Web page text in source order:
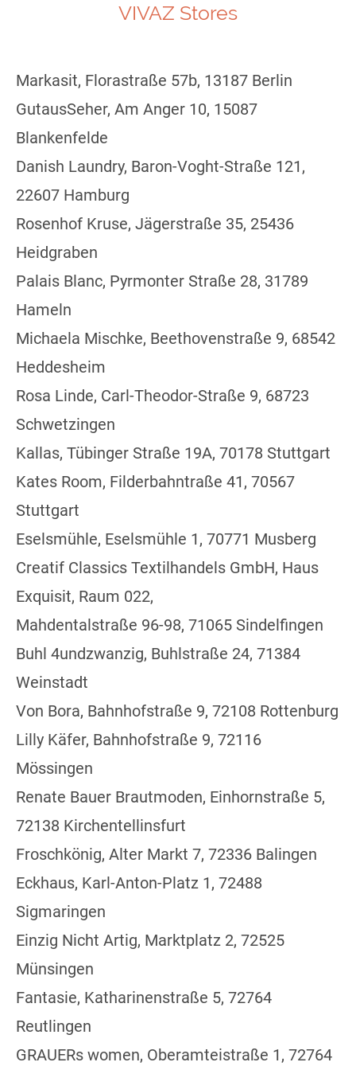
VIVAZ Stores
Markasit, Florastraße 57b, 13187 Berlin
GutausSeher, Am Anger 10, 15087
Blankenfelde
Danish Laundry, Baron-Voght-Straße 121,
22607 Hamburg
Rosenhof Kruse, Jägerstraße 35, 25436
Heidgraben
Palais Blanc, Pyrmonter Straße 28, 31789
Hameln
Michaela Mischke, Beethovenstraße 9, 68542
Heddesheim
Rosa Linde, Carl-Theodor-Straße 9, 68723
Schwetzingen
Kallas, Tübinger Straße 19A, 70178 Stuttgart
Kates Room, Filderbahntraße 41, 70567
Stuttgart
Eselsmühle, Eselsmühle 1, 70771 Musberg
Creatif Classics Textilhandels GmbH, Haus
Exquisit, Raum 022,
Mahdentalstraße 96-98, 71065 Sindelfingen
Buhl 4undzwanzig, Buhlstraße 24, 71384
Weinstadt
Von Bora, Bahnhofstraße 9, 72108 Rottenburg
Lilly Käfer, Bahnhofstraße 9, 72116
Mössingen
Renate Bauer Brautmoden, Einhornstraße 5,
72138 Kirchentellinsfurt
Froschkönig, Alter Markt 7, 72336 Balingen
Eckhaus, Karl-Anton-Platz 1, 72488
Sigmaringen
Einzig Nicht Artig, Marktplatz 2, 72525
Münsingen
Fantasie, Katharinenstraße 5, 72764
Reutlingen
GRAUERs women, Oberamteistraße 1, 72764